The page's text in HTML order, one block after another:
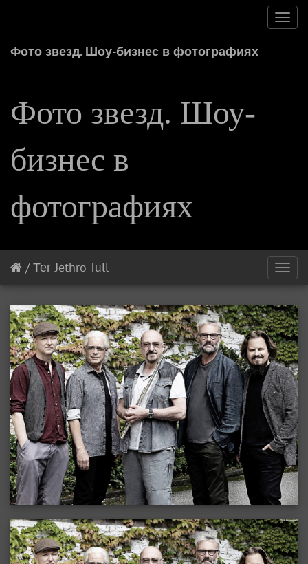
Фото звезд. Шоу-бизнес в фотографиях
Фото звезд. Шоу-
бизнес в
фотографиях
/Тег Jethro Tull